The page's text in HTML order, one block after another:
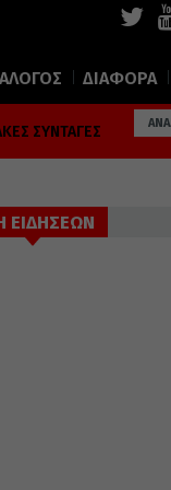
ΔΙΑΦΟΡΑ
ΣΥΝΤΑΓΕΣ
ΕΙΔΗΣΕΩΝ